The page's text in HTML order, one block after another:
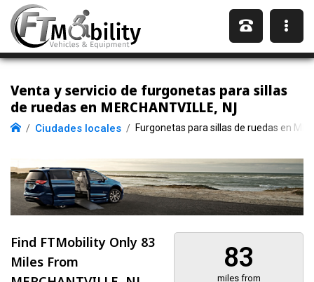
Venta y servicio de furgonetas para sillas
de ruedas en MERCHANTVILLE, NJ
Ciudades locales Furgonetas para sillas de ruedas en
83
miles from
Find FTMobility Only 83
Miles From